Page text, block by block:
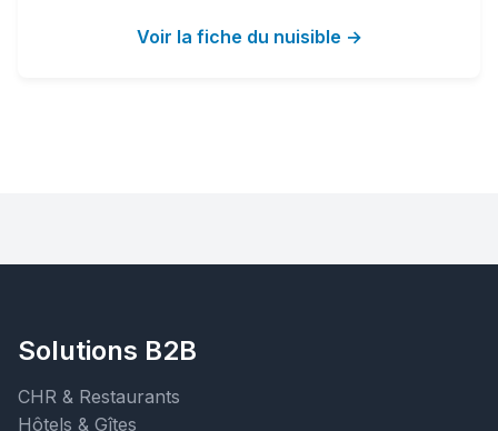
Voir la fiche du nuisible →
Solutions B2B
CHR & Restaurants
Hôtels & Gîtes